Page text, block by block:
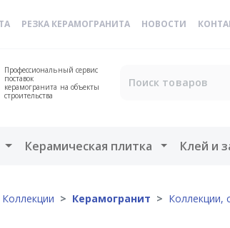
РЕЗКА КЕРАМОГРАНИТА НОВОСТИ
Профессиональный сервис
поставок
керамогранита на объекты
строительства
Открыть меню
Керамическая плитка Открыть
Клей и
Коллекции Керамогранит Коллекции,